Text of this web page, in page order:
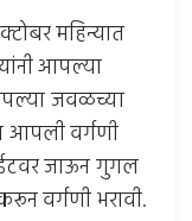
महिन्यात
आपल्या
जवळच्या
आपली वर्गणी
जाऊन गुगल
वर्गणी भरावी.